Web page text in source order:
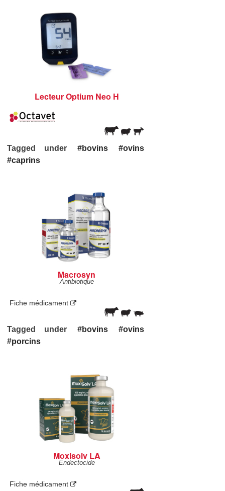
Lecteur Optium Neo H
Tagged under bovins
ovins
caprins
Macrosyn
Antibiotique
Fiche médicament
Tagged under bovins
ovins
porcins
Moxisolv LA
Endectocide
Fiche médicament